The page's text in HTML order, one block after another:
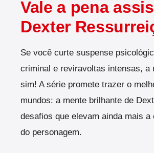
Vale a pena
Dexter
Se você curte suspense
criminal e reviravoltas intensas, a
sim! A série promete trazer o
mundos: a mente brilhante de
desafios que elevam ainda mais a
do personagem.